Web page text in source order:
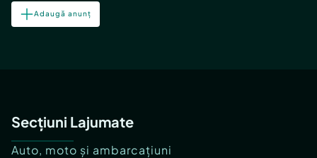
Adaugă anunț
Secțiuni Lajumate
Auto, moto și ambarcațiuni